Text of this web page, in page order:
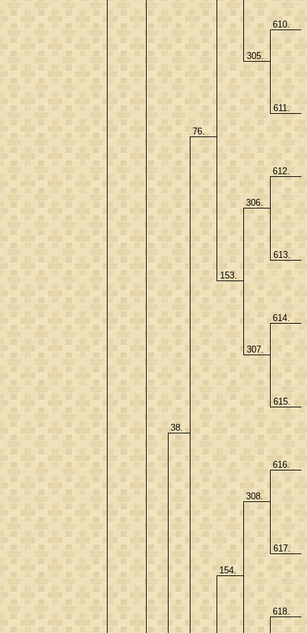
38.
76.
305.
610.
611.
153.
306.
612.
613.
307.
614.
615.
154.
308.
616.
617.
618.